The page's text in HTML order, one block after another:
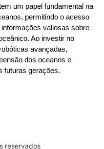
um papel fundamental na
permitindo o acesso
valiosas sobre
Ao investir no
avançadas,
dos oceanos e
futuras gerações.
reservados